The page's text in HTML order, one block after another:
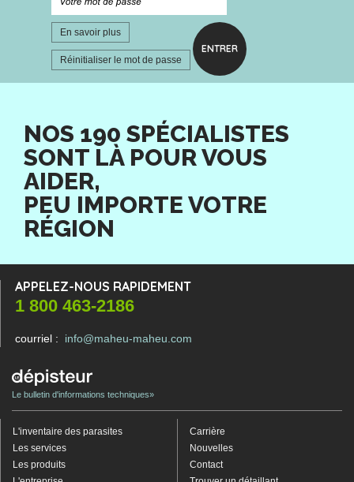
NOS 190 SPÉCIALISTES
SONT LÀ POUR VOUS
AIDER,
PEU IMPORTE VOTRE
RÉGION
L'inventaire des parasites
Les services
Les produits
Carrière
Nouvelles
Contact
Le bulletin d'informations techniques»
APPELEZ-NOUS RAPIDEMENT
1 800 463-2186
courriel : info@maheu-maheu.com